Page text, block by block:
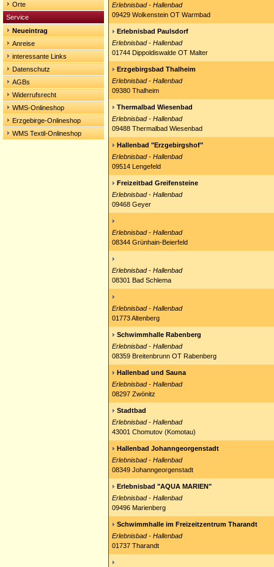
Orte
Service
Neueintrag
Anreise
interessante Links
Datenschutz
AGBs
Widerrufsrecht
WMS-Onlineshop
Erzgebirge-Onlineshop
WMS Textil-Onlineshop
Erlebnisbad - Hallenbad
09429 Wolkenstein OT Warmbad
Erlebnisbad Paulsdorf
Erlebnisbad - Hallenbad
01744 Dippoldiswalde OT Malter
Erzgebirgsbad Thalheim
Erlebnisbad - Hallenbad
09380 Thalheim
Thermalbad Wiesenbad
Erlebnisbad - Hallenbad
09488 Thermalbad Wiesenbad
Hallenbad "Erzgebirgshof"
Erlebnisbad - Hallenbad
09514 Lengefeld
Freizeitbad Greifensteine
Erlebnisbad - Hallenbad
09468 Geyer
Erlebnisbad - Hallenbad
08344 Grünhain-Beierfeld
Erlebnisbad - Hallenbad
08301 Bad Schlema
Erlebnisbad - Hallenbad
01773 Altenberg
Schwimmhalle Rabenberg
Erlebnisbad - Hallenbad
08359 Breitenbrunn OT Rabenberg
Hallenbad und Sauna
Erlebnisbad - Hallenbad
08297 Zwönitz
Stadtbad
Erlebnisbad - Hallenbad
43001 Chomutov (Komotau)
Hallenbad Johanngeorgenstadt
Erlebnisbad - Hallenbad
08349 Johanngeorgenstadt
Erlebnisbad "AQUA MARIEN"
Erlebnisbad - Hallenbad
09496 Marienberg
Schwimmhalle im Freizeitzentrum Tharandt
Erlebnisbad - Hallenbad
01737 Tharandt